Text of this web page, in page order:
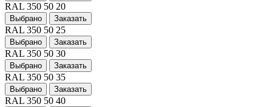
RAL 350 50 20
Выбрано Заказать
RAL 350 50 25
Выбрано Заказать
RAL 350 50 30
Выбрано Заказать
RAL 350 50 35
Выбрано Заказать
RAL 350 50 40